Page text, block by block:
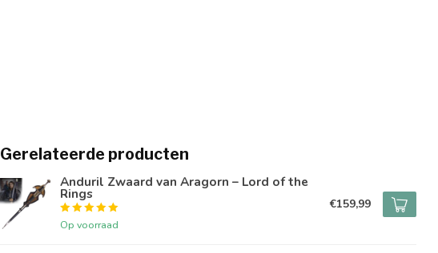
Gerelateerde producten
Anduril Zwaard van Aragorn – Lord of the
Rings
Op voorraad
€159,99